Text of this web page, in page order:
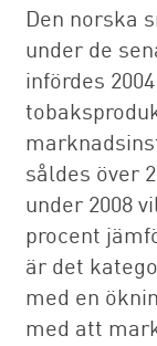
Den norska
under de
infördes
såldes över
under 2008
procent
är det
med en
med att